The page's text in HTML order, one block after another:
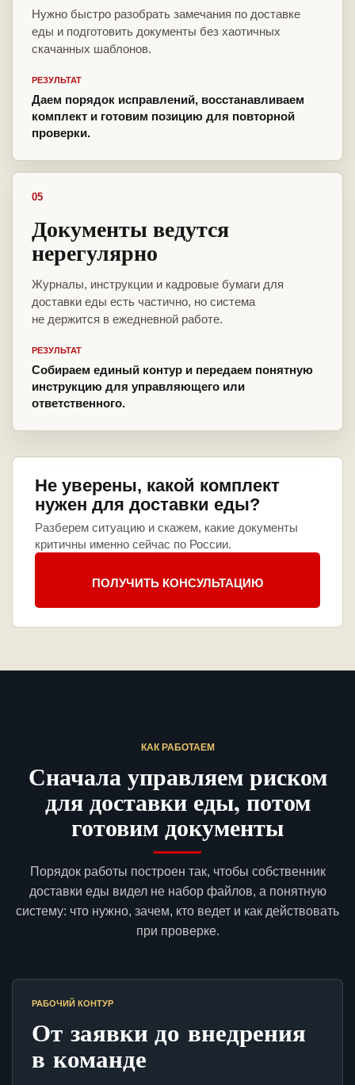
Нужно быстро разобрать замечания по доставке
еды и подготовить документы без хаотичных
скачанных шаблонов.
РЕЗУЛЬТАТ
Даем порядок исправлений, восстанавливаем
комплект и готовим позицию для повторной
проверки.
05
Документы ведутся
нерегулярно
Журналы, инструкции и кадровые бумаги для
доставки еды есть частично, но система
не держится в ежедневной работе.
РЕЗУЛЬТАТ
Собираем единый контур и передаем понятную
инструкцию для управляющего или
ответственного.
Не уверены, какой комплект
нужен для доставки еды?
Разберем ситуацию и скажем, какие документы
критичны именно сейчас по России.
ПОЛУЧИТЬ КОНСУЛЬТАЦИЮ
КАК РАБОТАЕМ
Сначала управляем риском
для доставки еды, потом
готовим документы
Порядок работы построен так, чтобы собственник
доставки еды видел не набор файлов, а понятную
систему: что нужно, зачем, кто ведет и как действовать
при проверке.
РАБОЧИЙ КОНТУР
От заявки до внедрения
в команде